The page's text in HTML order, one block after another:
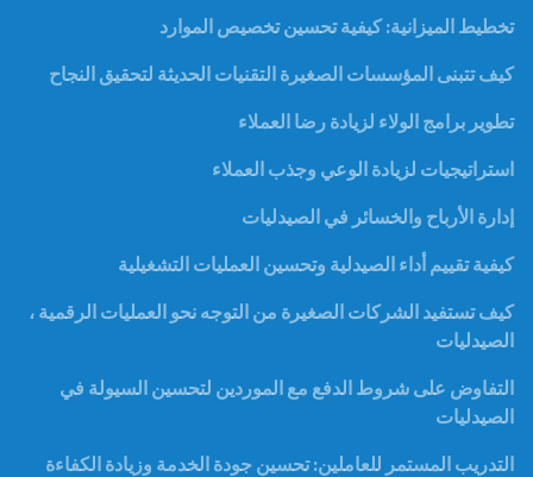
تخطيط الميزانية: كيفية تحسين تخصيص الموارد
كيف تتبنى المؤسسات الصغيرة التقنيات الحديثة لتحقيق النجاح
تطوير برامج الولاء لزيادة رضا العملاء
استراتيجيات لزيادة الوعي وجذب العملاء
إدارة الأرباح والخسائر في الصيدليات
كيفية تقييم أداء الصيدلية وتحسين العمليات التشغيلية
كيف تستفيد الشركات الصغيرة من التوجه نحو العمليات الرقمية ،
الصيدليات
التفاوض على شروط الدفع مع الموردين لتحسين السيولة في
الصيدليات
التدريب المستمر للعاملين: تحسين جودة الخدمة وزيادة الكفاءة